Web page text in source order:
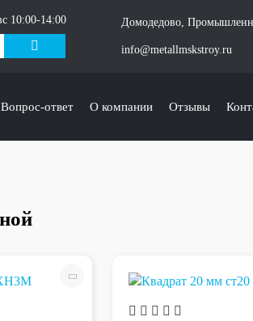
10:00-14:00 Домодедово,
info@metallmskstroy.ru
Вопрос-ответ О компании Отзывы